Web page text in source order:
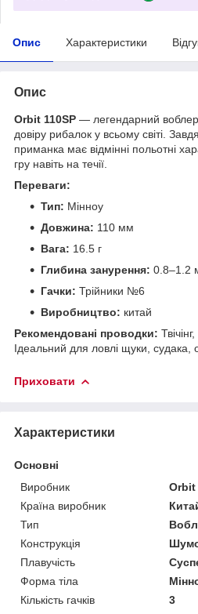
Опис Характеристики
Опис
Orbit 110SP — легендарний воблер
довіру рибалок у всьому світі.
приманка має відмінні польотні
гру навіть на течії.
Переваги:
Тип: Мінноу
Довжина: 110 мм
Вага: 16.5 г
Глибина занурення: 0.8–1.2
Гачки: Трійники №6
Виробництво: китай
Рекомендовані проводки:
Ідеальний для ловлі щуки, судака,
Приховати
Характеристики
Основні
Виробник
Orbit
Країна виробник
Тип
Конструкція
Плавучість
Форма тіла
Кількість гачків
3